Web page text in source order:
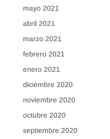
mayo 2021
abril 2021
marzo 2021
febrero 2021
enero 2021
diciembre 2020
noviembre 2020
octubre 2020
septiembre 2020